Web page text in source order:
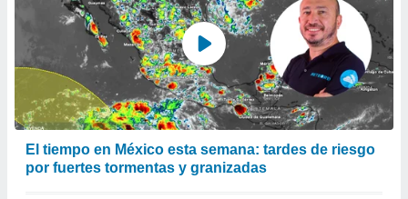
El tiempo en México esta semana: tardes de riesgo
por fuertes tormentas y granizadas